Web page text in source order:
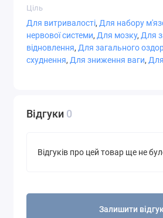
Розмір порції:
[хв / 80% Всього катехінів і 50%
(200 мг)] (до 4 мг натурального
чай (Camellia sinensis) (лист)
Ціль
Для витривалості, Для набору
нервової системи, Для мозку, Для
відновлення, Для загального
схуднення, Для зниження ваги, Для
Відгуки 0
Відгуків про цей товар ще не
Залишити